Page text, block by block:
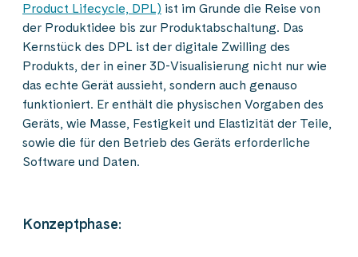
Product Lifecycle, DPL) ist im Grunde die Reise von
der Produktidee bis zur Produktabschaltung. Das
Kernstück des DPL ist der digitale Zwilling des
Produkts, der in einer 3D-Visualisierung nicht nur wie
das echte Gerät aussieht, sondern auch genauso
funktioniert. Er enthält die physischen Vorgaben des
Geräts, wie Masse, Festigkeit und Elastizität der Teile,
sowie die für den Betrieb des Geräts erforderliche
Software und Daten.
Konzeptphase: